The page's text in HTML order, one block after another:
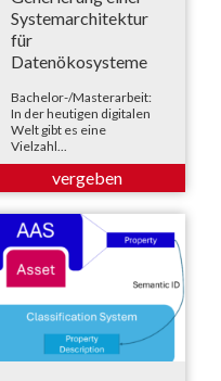
Systemarchitektur
für
Datenökosysteme
Bachelor-/Masterarbeit:
In der heutigen digitalen
Welt gibt es eine
Vielzahl...